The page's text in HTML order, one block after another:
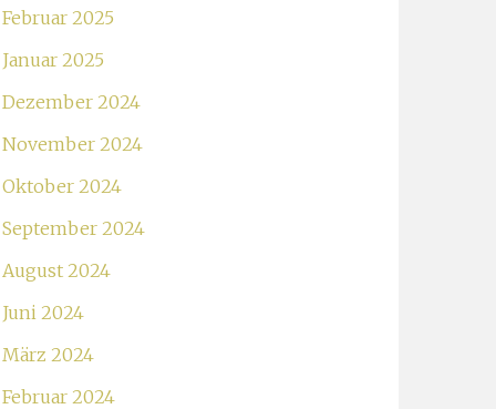
Februar 2025
Januar 2025
Dezember 2024
November 2024
Oktober 2024
September 2024
August 2024
Juni 2024
März 2024
Februar 2024